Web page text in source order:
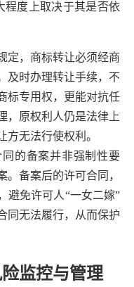
程度上取决于其是否依
定，商标转让必须经商
及时办理转让手续，不
标专用权，更能对抗任
，原权利人仍是法律上
方无法行使权利。
的备案并非强制性要
。备案后的许可合同，
避免许可人“一女二嫁”
同无法履行，从而保护
监控与管理